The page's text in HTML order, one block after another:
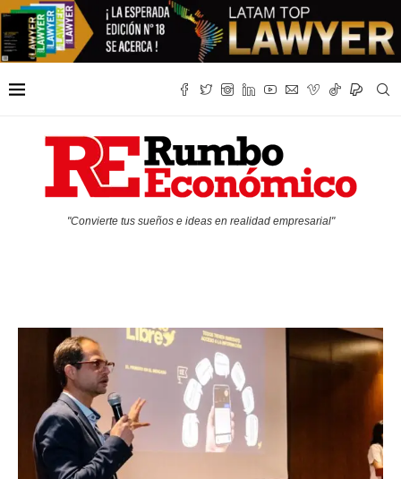
"Convierte tus sueños e ideas en realidad empresarial"